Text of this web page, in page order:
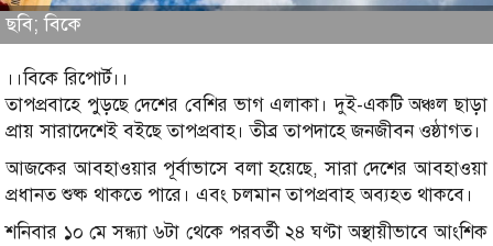
ছবি; বিকে
।।বিকে রিপোর্ট।।
তাপপ্রবাহে পুড়ছে দেশের বেশির ভাগ এলাকা। দুই-একটি অঞ্চল ছাড়া
প্রায় সারাদেশেই বইছে তাপপ্রবাহ। তীব্র তাপদাহে জনজীবন ওষ্ঠাগত।
আজকের আবহাওয়ার পূর্বাভাসে বলা হয়েছে, সারা দেশের আবহাওয়া
প্রধানত শুষ্ক থাকতে পারে। এবং চলমান তাপপ্রবাহ অব্যহত থাকবে।
শনিবার ১০ মে সন্ধ্যা ৬টা থেকে পরবর্তী ২৪ ঘণ্টা অস্থায়ীভাবে আংশিক